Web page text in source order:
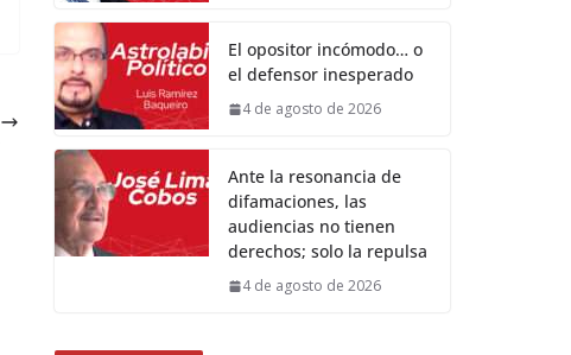
El opositor incómodo… o
el defensor inesperado
4 de agosto de 2026
Ante la resonancia de
difamaciones, las
audiencias no tienen
derechos; solo la repulsa
4 de agosto de 2026